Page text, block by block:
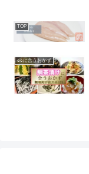
TOP
○○に合うおかず